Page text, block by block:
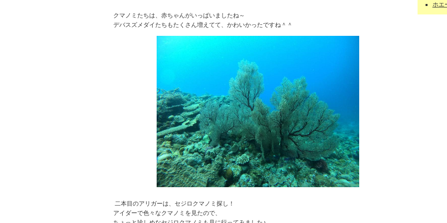
クマノミたちは、赤ちゃんがいっぱいましたね～
デバスズメダイたちもたくさん増えてて、かわいかったですね＾＾
二本目のアリガーは、セジロクマノミ探し！
アイダーで色々なクマノミを見たので、
ホエ